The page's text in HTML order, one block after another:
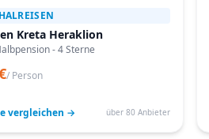
Kreta Heraklion
- 4 Sterne
/ Person
vergleichen → über 80 Anbieter